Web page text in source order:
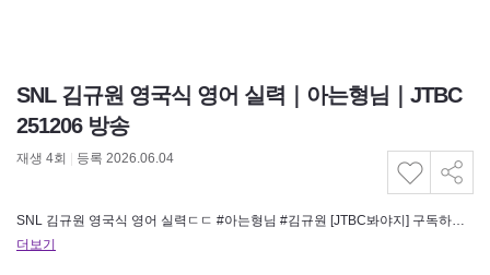
SNL 김규원 영국식 영어 실력｜아는형님｜JTBC
251206 방송
재생 4회 등록 2026.06.04
SNL 김규원 영국식 영어 실력ㄷㄷ #아는형님 #김규원 [JTBC봐야지] 구독하기 https://url.kr/q9raxe -…
더보기